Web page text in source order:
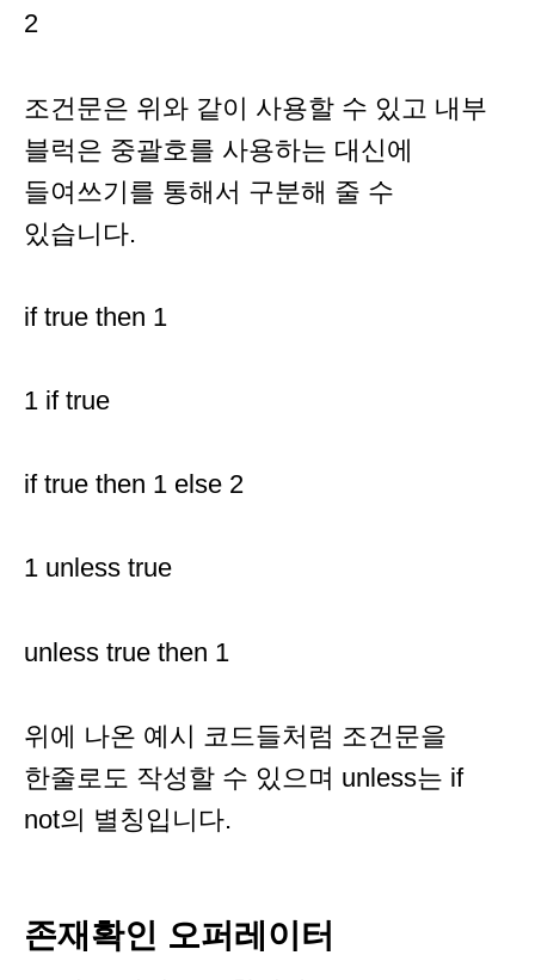
2
조건문은 위와 같이 사용할 수 있고 내부
블럭은 중괄호를 사용하는 대신에
들여쓰기를 통해서 구분해 줄 수
있습니다.
if true then 1
1 if true
if true then 1 else 2
1 unless true
unless true then 1
위에 나온 예시 코드들처럼 조건문을
한줄로도 작성할 수 있으며 unless는 if
not의 별칭입니다.
존재확인 오퍼레이터